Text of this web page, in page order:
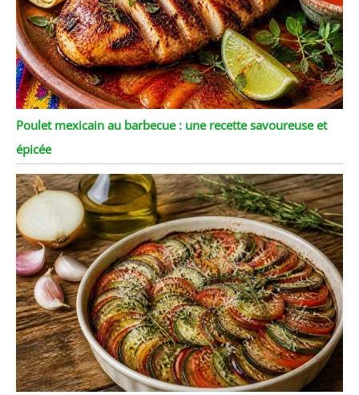
Poulet mexicain au barbecue : une recette savoureuse et
épicée